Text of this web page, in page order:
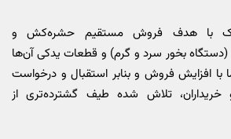
با هدف فروش مستقیم حشره‌کش و
بخور سرد و گرم) و قطعات یدکی آن‌ها
با افزایش فروش و بنابر استقبال و درخواست
خریداران، تلاش شده طیف گشترده‌تری از